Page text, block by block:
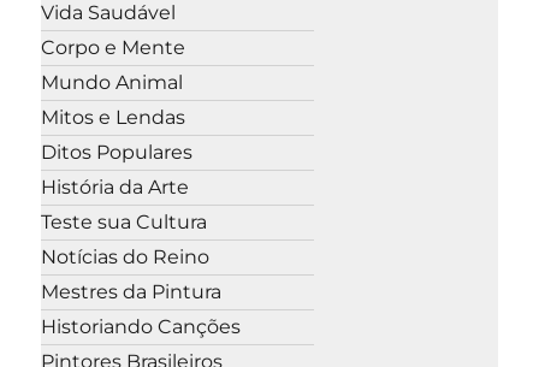
Vida Saudável
Corpo e Mente
Mundo Animal
Mitos e Lendas
Ditos Populares
História da Arte
Teste sua Cultura
Notícias do Reino
Mestres da Pintura
Historiando Canções
Pintores Brasileiros